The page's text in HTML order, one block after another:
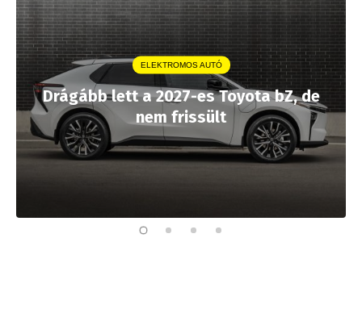
ELEKTROMOS AUTÓ
Drágább lett a 2027-es Toyota bZ, de
nem frissült